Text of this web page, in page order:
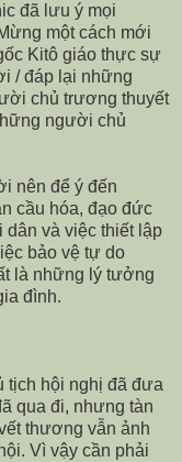
đã lưu ý mọi
một cách mới
Kitô giáo thực sự
/ đáp lại những
chủ trương thuyết
người chủ
nên để ý đến
cầu hóa, đạo đức
dân và việc thiết lập
bảo vệ tự do
là những lý tưởng
đình.
tịch hội nghị đã đưa
qua đi, nhưng tàn
thương vẫn ảnh
Vì vậy cần phải